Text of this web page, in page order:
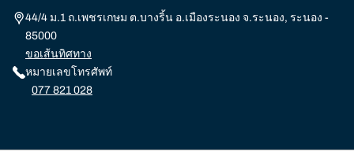
44/4 ม.1 ถ.เพชรเกษม ต.บางริ้น อ.เมืองระนอง จ.ระนอง, ระนอง -
85000
ขอเส้นทิศทาง
หมายเลขโทรศัพท์
077 821 028